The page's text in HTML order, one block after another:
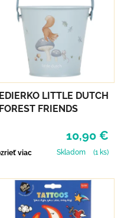
LITTLE DUTCH
FRIENDS
10,90 €
viac Skladom (1 ks)